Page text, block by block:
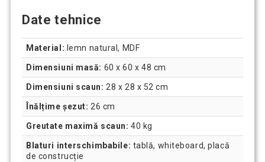
Date tehnice
Material: lemn natural, MDF
Dimensiuni masă: 60 x 60 x 48 cm
Dimensiuni scaun: 28 x 28 x 52 cm
Înălțime șezut: 26 cm
Greutate maximă scaun: 40 kg
Blaturi interschimbabile: tablă, whiteboard, placă
de construcție